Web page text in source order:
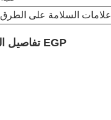
علامات السلامة على الطرق
تفاصيل الورقة العاكسة لـ EGP